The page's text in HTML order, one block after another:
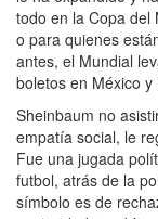
todo en la Copa del
o para quienes
antes, el Mundial
boletos en México y
Sheinbaum no
empatía social, le
Fue una jugada
futbol, atrás de la
símbolo es de